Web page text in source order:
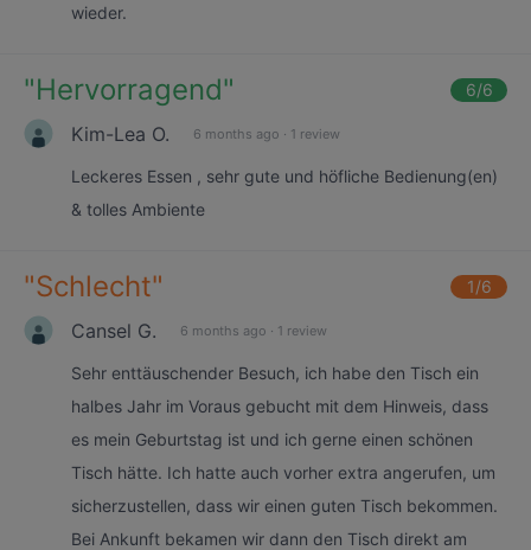
wieder.
"Hervorragend" 6/6
Kim-Lea O. 6 months ago · 1 review
Leckeres Essen , sehr gute und höfliche Bedienung(en)
& tolles Ambiente
"Schlecht" 1/6
Cansel G. 6 months ago · 1 review
Sehr enttäuschender Besuch, ich habe den Tisch ein
halbes Jahr im Voraus gebucht mit dem Hinweis, dass
es mein Geburtstag ist und ich gerne einen schönen
Tisch hätte. Ich hatte auch vorher extra angerufen, um
sicherzustellen, dass wir einen guten Tisch bekommen.
Bei Ankunft bekamen wir dann den Tisch direkt am